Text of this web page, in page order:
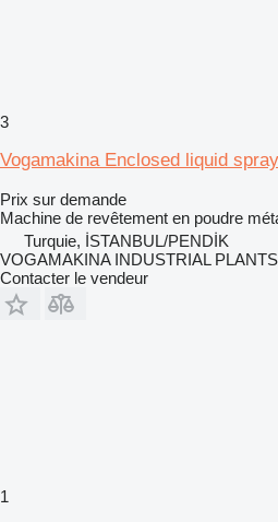
3
Vogamakina Enclosed liquid
Prix sur demande
Machine de revêtement en poudre
Turquie, İSTANBUL/PENDİK
VOGAMAKINA INDUSTRIAL
Contacter le vendeur
1